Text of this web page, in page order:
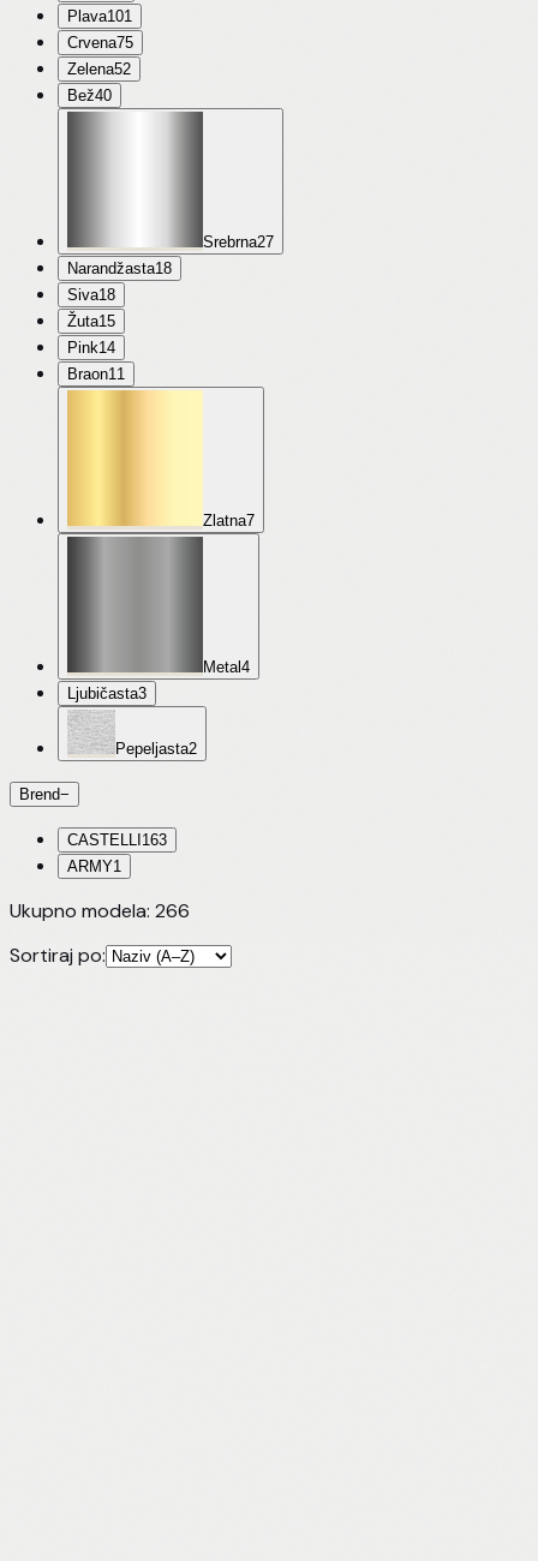
Plava101
Crvena75
Zelena52
Bež40
Srebrna27
Narandžasta18
Siva18
Žuta15
Pink14
Braon11
Zlatna7
Metal 4
Ljubičasta3
Pepeljasta2
Brend−
CASTELLI 163
ARMY1
Ukupno modela: 266
Sortiraj po: